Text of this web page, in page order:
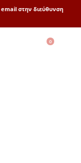
email στην διεύθυνση
0